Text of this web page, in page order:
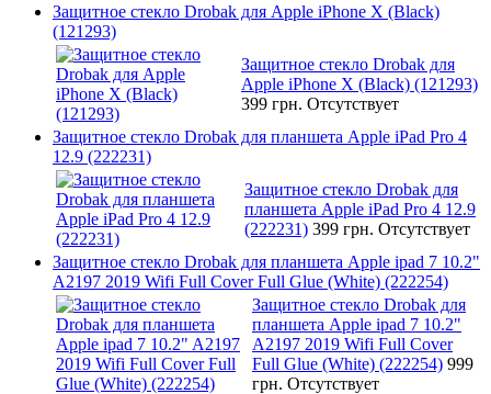
Защитное стекло Drobak для Apple iPhone X (Black)
(121293)
Защитное стекло Drobak для
Apple iPhone X (Black) (121293)
399 грн. Отсутствует
Защитное стекло Drobak для планшета Apple iPad Pro 4
12.9 (222231)
Защитное стекло Drobak для
планшета Apple iPad Pro 4 12.9
(222231) 399 грн. Отсутствует
Защитное стекло Drobak для планшета Apple ipad 7 10.2"
A2197 2019 Wifi Full Cover Full Glue (White) (222254)
Защитное стекло Drobak для
планшета Apple ipad 7 10.2"
A2197 2019 Wifi Full Cover
Full Glue (White) (222254) 999
грн. Отсутствует